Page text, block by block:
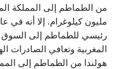
رئيسي للطماطم إلى السوق